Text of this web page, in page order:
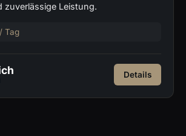
zuverlässige Leistung.
Tag
Details